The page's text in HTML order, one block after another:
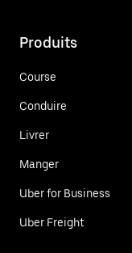
Produits
Course
Conduire
Livrer
Manger
Uber for Business
Uber Freight